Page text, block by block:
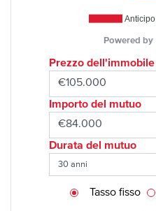
Anticipo
Powered by
Prezzo dell'immobile
Importo del mutuo
Durata del mutuo
Tasso fisso